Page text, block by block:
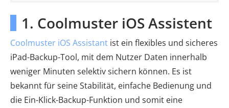
1. Coolmuster iOS Assistent
Coolmuster iOS Assistant ist ein flexibles und sicheres
iPad-Backup-Tool, mit dem Nutzer Daten innerhalb
weniger Minuten selektiv sichern können. Es ist
bekannt für seine Stabilität, einfache Bedienung und
die Ein-Klick-Backup-Funktion und somit eine